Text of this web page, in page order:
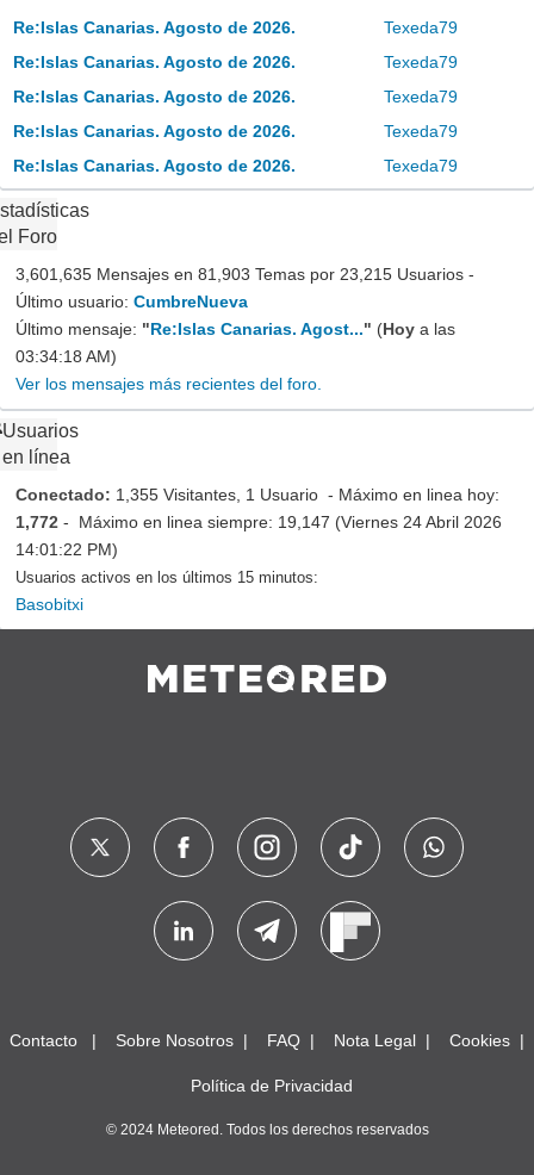
Re:Islas Canarias. Agosto de 2026.
Texeda79
Re:Islas Canarias. Agosto de 2026.
Texeda79
Re:Islas Canarias. Agosto de 2026.
Texeda79
Re:Islas Canarias. Agosto de 2026.
Texeda79
Re:Islas Canarias. Agosto de 2026.
Texeda79
Foro
3,601,635 Mensajes en 81,903 Temas por 23,215 Usuarios -
Último usuario: CumbreNueva
Último mensaje: "Re:Islas Canarias. Agost..." (Hoy a las
03:34:18 AM)
Ver los mensajes más recientes del foro.
Usuarios
en línea
Conectado: 1,355 Visitantes, 1 Usuario - Máximo en linea hoy:
1,772 - Máximo en linea siempre: 19,147 (Viernes 24 Abril 2026
14:01:22 PM)
Usuarios activos en los últimos 15 minutos:
Basobitxi
Contacto Sobre Nosotros FAQ Nota Legal Cookies
Política de Privacidad
© 2024 Meteored. Todos los derechos reservados